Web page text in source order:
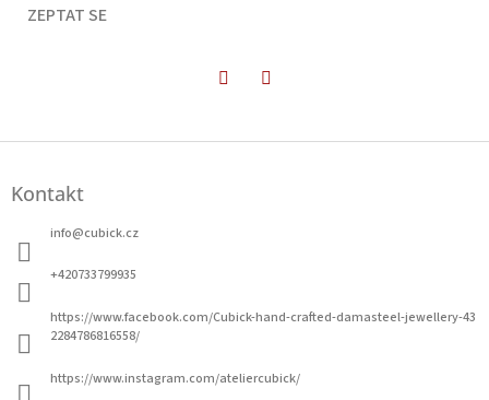
ZEPTAT SE
Z
Kontakt
info@cubick.cz
+420733799935
https://www.facebook.com/Cubick-hand-crafted-damasteel-jewellery-43
2284786816558/
https://www.instagram.com/ateliercubick/